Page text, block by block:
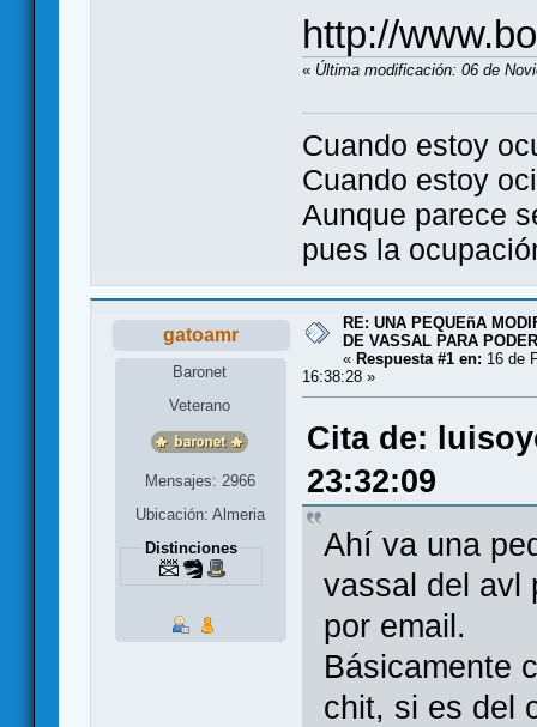
http://
« Última modificación: 06 de
Cuando estoy
Cuando estoy
Aunque parece
pues la
gatoamr
Baronet
Veterano
Mensajes: 2966
Ubicación: Almeria
Distinciones
RE: UNA PEQUEñA
DE VASSAL PARA
« Respuesta #1 en: 16 de
16:38:28 »
Cita de:
23:32:09
Ahí va una
vassal del avl
por email.
Básicamente
chit, si es del